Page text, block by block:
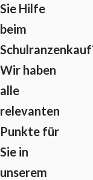
Sie Hilfe
beim
Wir haben
alle
relevanten
Punkte für
Sie in
unserem